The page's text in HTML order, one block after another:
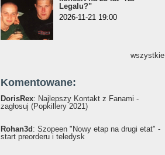
Legalu?"
2026-11-21 19:00
wszystkie
Komentowane:
DorisRex: Najlepszy Kontakt z Fanami -
zagłosuj (Popkillery 2021)
Rohan3d : Szopeen "Nowy etap na drugi etat" -
start preorderu i teledysk